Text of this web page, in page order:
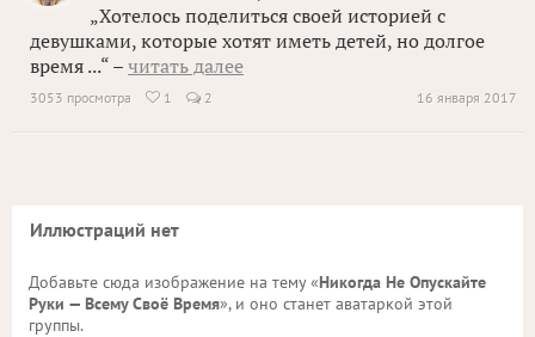
„Хотелось поделиться своей историей с
девушками, которые хотят иметь детей, но долгое
время ...“ – читать далее
16 января 2017
3053 просмотра  1 2
Иллюстраций нет
Добавьте сюда изображение на тему «Никогда Не Опускайте
Руки — Всему Своё Время», и оно станет аватаркой этой
группы.